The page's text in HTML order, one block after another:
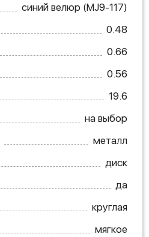
синий велюр (MJ9-117)
0.48
0.66
0.56
19.6
на выбор
металл
диск
да
круглая
мягкое